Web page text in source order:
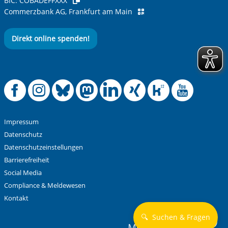
Ihre Nachricht*
Anti-Roboter-Verifizierung
Alle Informationen zum Schutz der Daten sind sind in
Commerzbank AG, Frankfurt am Main
Direkt online spenden!
Offizielle
Offizielle
Offizielle
Offizielle
Offizielle
Impressum
Datenschutz
Datenschutzeinstellungen
Barrierefreiheit
Social Media
Compliance & Meldewesen
Kontakt
🔍 Suchen & Fragen